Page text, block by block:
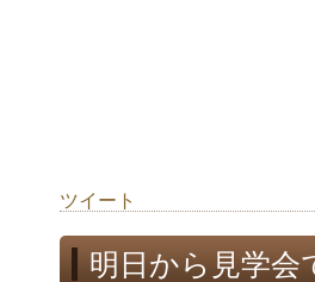
ツイート
明日から見学会